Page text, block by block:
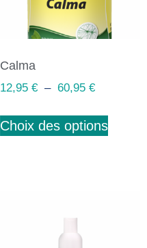
Calma
12,95 € – 60,95 €
Choix des options